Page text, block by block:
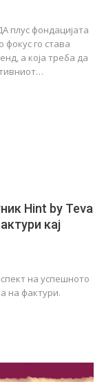
плус фондацијата
фокус го става
а која треба да
Hint by Teva
кај
на успешното
на фактури.